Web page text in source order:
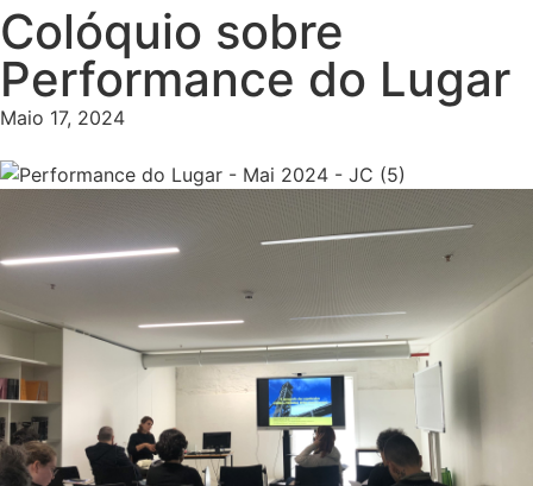
Colóquio sobre
Performance do Lugar
Maio 17, 2024